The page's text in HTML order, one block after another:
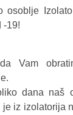
osoblje
-19!
Vam
dana naš
je iz izolatorija